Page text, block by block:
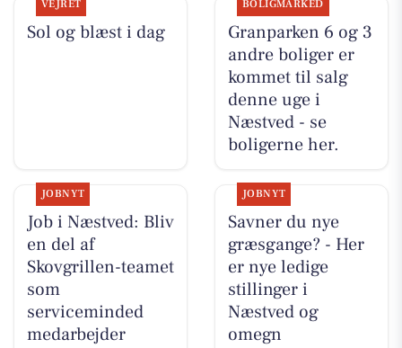
VEJRET
Sol og blæst i dag
BOLIGMARKED
Granparken 6 og 3
andre boliger er
kommet til salg
denne uge i
Næstved - se
boligerne her.
JOBNYT
Job i Næstved: Bliv
en del af
Skovgrillen-teamet
som
serviceminded
medarbejder
JOBNYT
Savner du nye
græsgange? - Her
er nye ledige
stillinger i
Næstved og
omegn